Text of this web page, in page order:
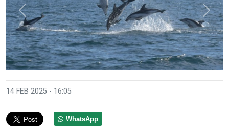
Anterior
14 FEB 2025 - 16:05
WhatsApp